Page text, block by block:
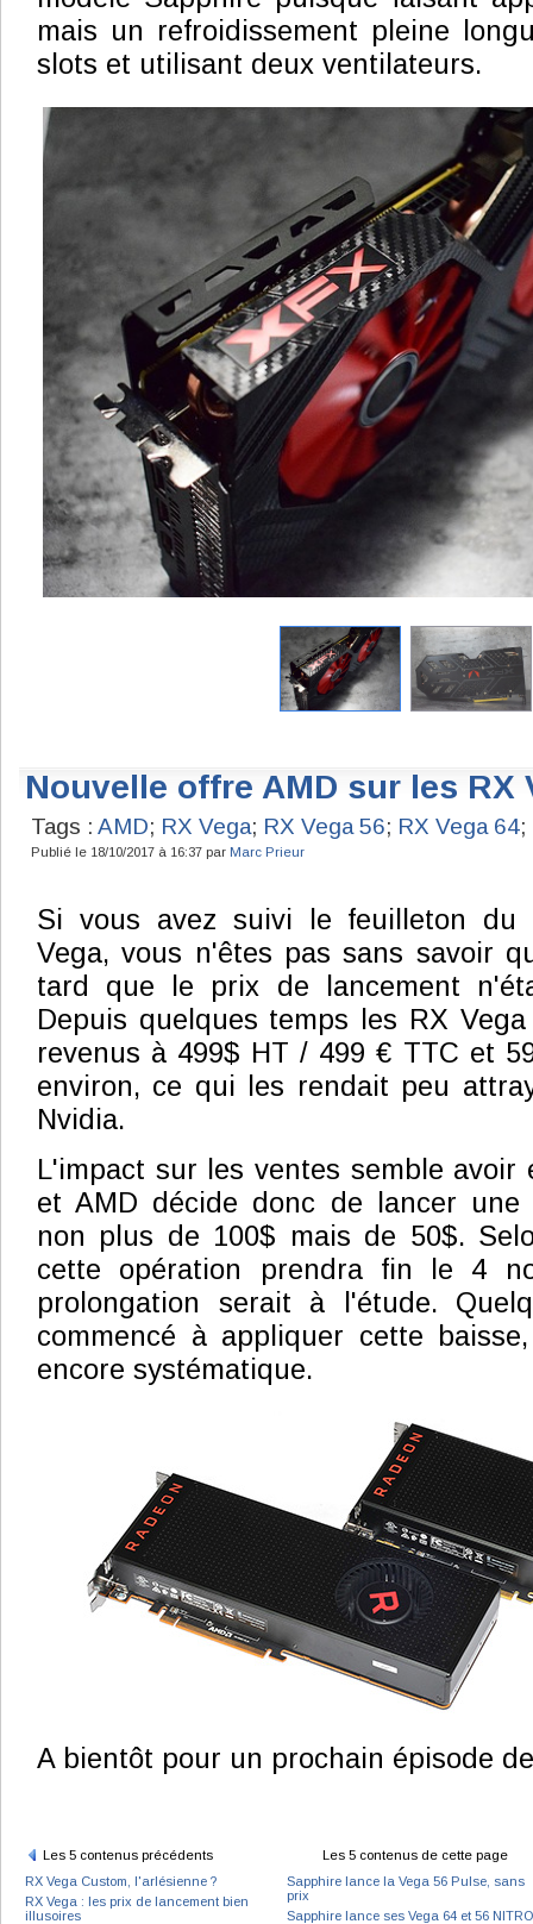
mais un refroidissement pleine
slots et utilisant deux ventilateurs.
Nouvelle offre AMD sur les RX
Tags : AMD; RX Vega; RX Vega 56; RX Vega 64;
Publié le 18/10/2017 à 16:37 par Marc Prieur
Si vous avez suivi le feuilleton du
Vega, vous n'êtes pas sans savoir
tard que le prix de lancement
Depuis quelques temps les RX
revenus à 499$ HT / 499 € TTC et
environ, ce qui les rendait peu
Nvidia.
L'impact sur les ventes semble avoir
et AMD décide donc de lancer une
non plus de 100$ mais de 50$.
cette opération prendra fin le 4
prolongation serait à l'étude.
commencé à appliquer cette
encore systématique.
A bientôt pour un prochain épisode
Les 5 contenus précédents
RX Vega Custom, l'arlésienne ?
RX Vega : les prix de lancement bien
illusoires
Les 5 contenus de cette page
Sapphire lance la Vega 56 Pulse, sans
prix
Sapphire lance ses Vega 64 et 56